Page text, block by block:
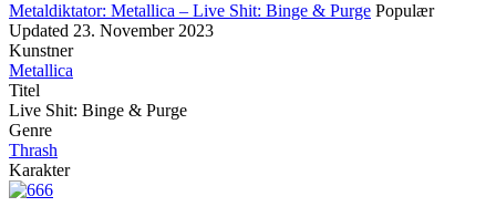
Metaldiktator: Metallica – Live Shit: Binge & Purge Populær
Updated 23. November 2023
Kunstner
Metallica
Titel
Live Shit: Binge & Purge
Genre
Thrash
Karakter